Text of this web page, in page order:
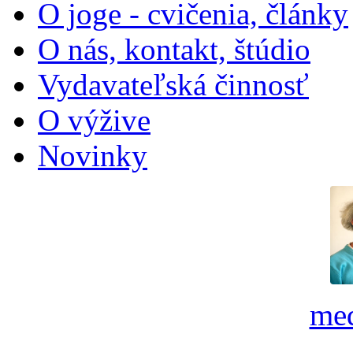
O joge - cvičenia, články
O nás, kontakt, štúdio
Vydavateľská činnosť
O výžive
Novinky